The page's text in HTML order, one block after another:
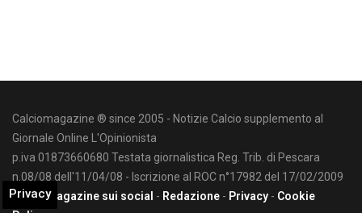
Calciomagazine ® since 2005 - Notizie Calcio supplemento al
Giornale Online L'Opinionista
p.iva 01873660680 Testata giornalistica Reg. Trib. di Pescara
n.08/08 dell'11/04/08 - Iscrizione al ROC n°17982 del 17/02/2009
Calciomagazine sui social - Redazione - Privacy - Cookie
Privacy